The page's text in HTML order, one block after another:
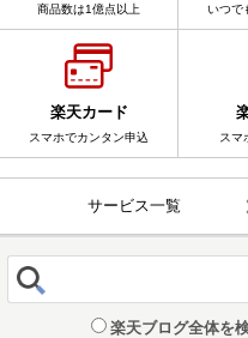
商品数は1億点以上 いつで
楽天カード
スマホでカンタン申込 スマ
サービス一覧
楽天ブログ全体を